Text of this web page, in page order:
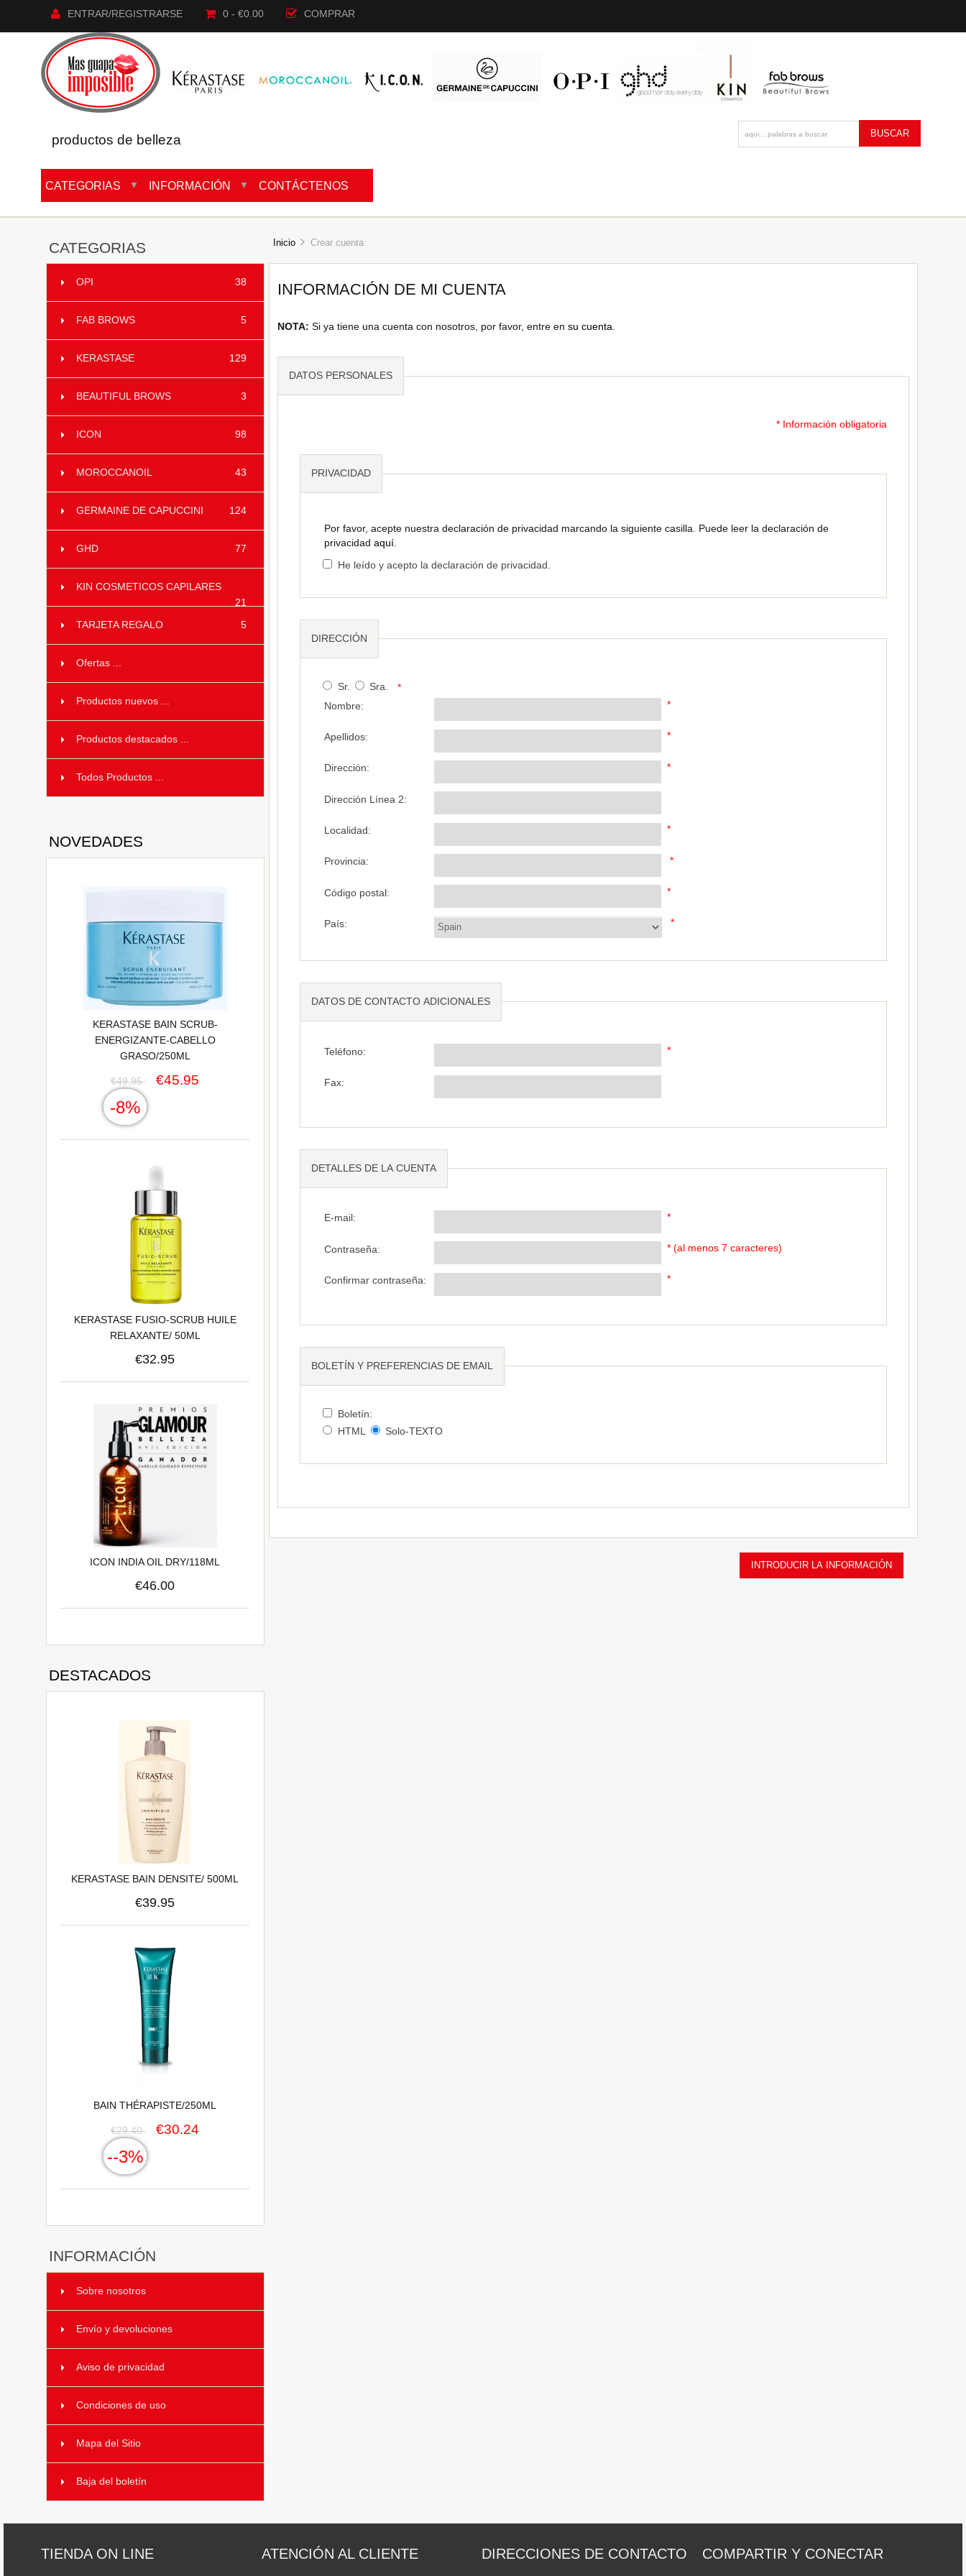
ENTRAR/REGISTRARSE 0 - €0.00 COMPRAR
productos de belleza
CATEGORIAS ▼ INFORMACIÓN ▼ CONTÁCTENOS
CATEGORIAS
OPI 38
FAB BROWS 5
KERASTASE 129
BEAUTIFUL BROWS 3
ICON 98
MOROCCANOIL 43
GERMAINE DE CAPUCCINI 124
GHD 77
KIN COSMETICOS CAPILARES
21
TARJETA REGALO 5
Ofertas ...
Productos nuevos ...
Productos destacados ...
Todos Productos ...
NOVEDADES
KERASTASE BAIN SCRUB-
ENERGIZANTE-CABELLO
GRASO/250ML
€49.95 €45.95
-8%
KERASTASE FUSIO-SCRUB HUILE
RELAXANTE/ 50ML
€32.95
ICON INDIA OIL DRY/118ML
€46.00
DESTACADOS
KERASTASE BAIN DENSITE/ 500ML
€39.95
BAIN THÉRAPISTE/250ML
€29.40 €30.24
--3%
INFORMACIÓN
Sobre nosotros
Envío y devoluciones
Aviso de privacidad
Condiciones de uso
Mapa del Sitio
Baja del boletín
Inicio Crear cuenta
INFORMACIÓN DE MI CUENTA
NOTA: Si ya tiene una cuenta con nosotros, por favor, entre en su cuenta.
DATOS PERSONALES
* Información obligatoria
PRIVACIDAD
Por favor, acepte nuestra declaración de privacidad marcando la siguiente casilla. Puede leer la declaración de
privacidad aquí.
He leído y acepto la declaración de privacidad.
DIRECCIÓN
Sr. Sra.
*
Nombre:
*
Apellidos: *
Dirección: *
Dirección Línea 2:
Localidad: *
Provincia: *
Código postal: *
País: *
DATOS DE CONTACTO ADICIONALES
Teléfono: *
Fax:
DETALLES DE LA CUENTA
E-mail: *
Contraseña: * (al menos 7 caracteres)
Confirmar contraseña: *
BOLETÍN Y PREFERENCIAS DE EMAIL
Boletín:
HTML
Solo-TEXTO
TIENDA ON LINE ATENCIÓN AL CLIENTE DIRECCIONES DE CONTACTO COMPARTIR Y CONECTAR